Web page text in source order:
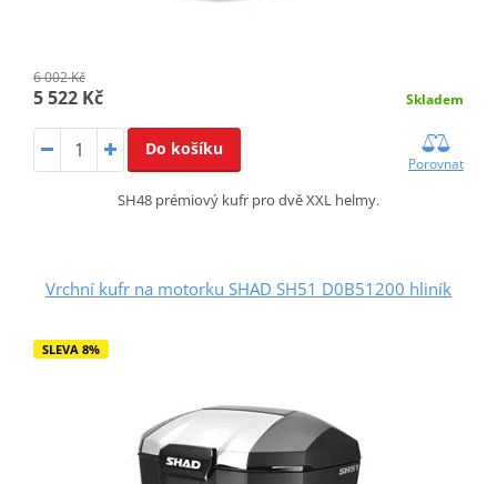
6 002 Kč
5 522 Kč Skladem
Do košíku
Porovnat
SH48 prémiový kufr pro dvě XXL helmy.
Vrchní kufr na motorku SHAD SH51 D0B51200 hliník
SLEVA 8%